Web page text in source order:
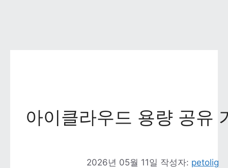
아이클라우드 용량 공유
2026년 05월 11일 작성자: petolig